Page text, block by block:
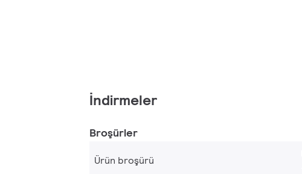
İndirmeler
Broşürler
Ürün broşürü